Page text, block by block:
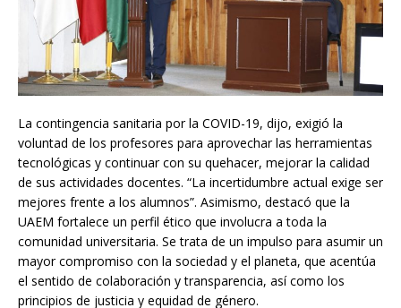
La contingencia sanitaria por la COVID-19, dijo, exigió la
voluntad de los profesores para aprovechar las herramientas
tecnológicas y continuar con su quehacer, mejorar la calidad
de sus actividades docentes. “La incertidumbre actual exige ser
mejores frente a los alumnos”. Asimismo, destacó que la
UAEM fortalece un perfil ético que involucra a toda la
comunidad universitaria. Se trata de un impulso para asumir un
mayor compromiso con la sociedad y el planeta, que acentúa
el sentido de colaboración y transparencia, así como los
principios de justicia y equidad de género.